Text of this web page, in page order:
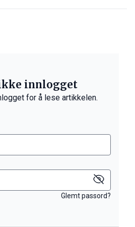
innlogget
for å lese artikkelen.
Glemt passord?